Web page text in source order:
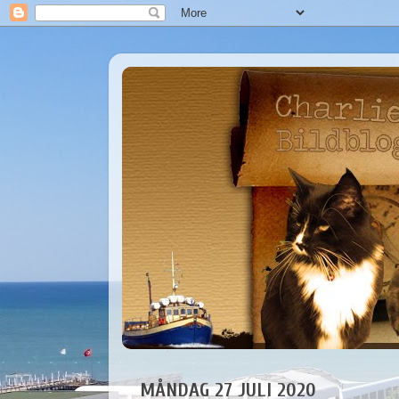
MÅNDAG 27 JULI 2020